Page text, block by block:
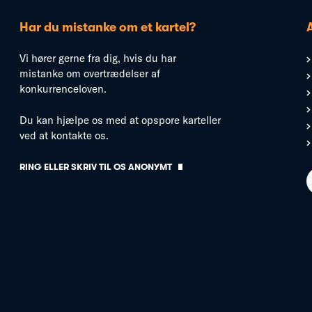
Har du mistanke om et kartel?
Vi hører gerne fra dig, hvis du har
mistanke om overtrædelser af
konkurrenceloven.
Du kan hjælpe os med at opspore karteller
ved at kontakte os.
RING ELLER SKRIV TIL OS ANONYMT